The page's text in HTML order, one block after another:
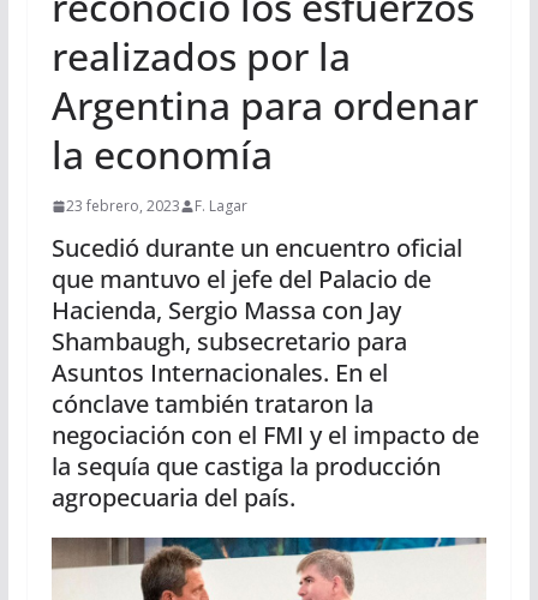
realizados por la
Argentina para ordenar
la economía
23 febrero, 2023 F. Lagar
Sucedió durante un encuentro oficial
que mantuvo el jefe del Palacio de
Hacienda, Sergio Massa con Jay
Shambaugh, subsecretario para
Asuntos Internacionales. En el
cónclave también trataron la
negociación con el FMI y el impacto de
la sequía que castiga la producción
agropecuaria del país.